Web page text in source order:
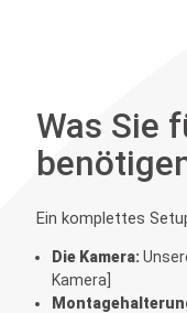
Was Sie
Ein komplettes
Die Kamera:
Kamera]